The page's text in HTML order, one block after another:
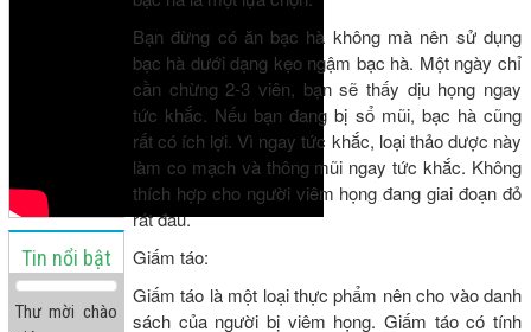
Tin nổi bật
Thư mời chào
Bạn đừng có ăn bạc hà không mà nên sử dụng
bạc hà dưới dạng kẹo ngậm bạc hà. Một ngày chỉ
cần chừng 2-3 viên, bạn sẽ thấy dịu họng ngay
tức khắc. Nếu bạn đang bị sổ mũi, bạc hà cũng
rất có ích lợi. Vì ngay tức khắc, loại thảo dược này
làm co mạch và thông mũi ngay tức khắc. Không
thích hợp cho người viêm họng đang giai đoạn đỏ
rát đau.
Giấm táo:
Giấm táo là một loại thực phẩm nên cho vào danh
sách của người bị viêm họng. Giấm táo có tính